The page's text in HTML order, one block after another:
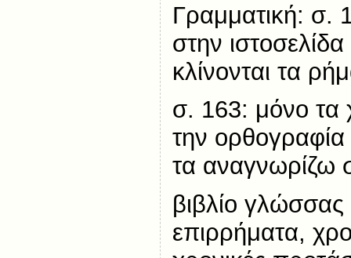
Γραμματική: σ.
στην
κλίνονται τα
σ. 163: μόνο τα
την
τα αναγνωρίζω
βιβλίο
επιρρήματα,